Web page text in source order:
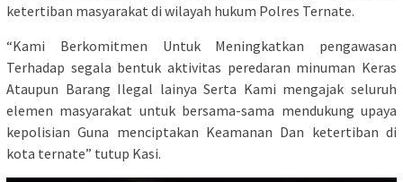
ketertiban masyarakat di wilayah hukum Polres Ternate.
“Kami Berkomitmen Untuk Meningkatkan pengawasan
Terhadap segala bentuk aktivitas peredaran minuman Keras
Ataupun Barang Ilegal lainya Serta Kami mengajak seluruh
elemen masyarakat untuk bersama-sama mendukung upaya
kepolisian Guna menciptakan Keamanan Dan ketertiban di
kota ternate” tutup Kasi.